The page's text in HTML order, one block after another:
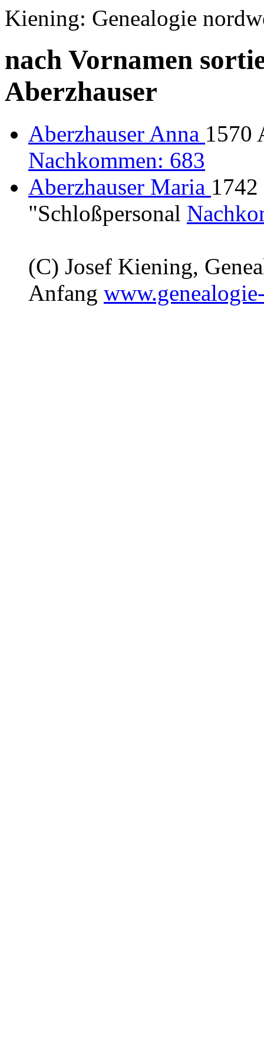
Kiening: Genealogie
nach Vornamen
Aberzhauser
Aberzhauser Anna 1570
Nachkommen: 683
Aberzhauser Maria
"Schloßpersonal
(C) Josef Kiening,
Anfang